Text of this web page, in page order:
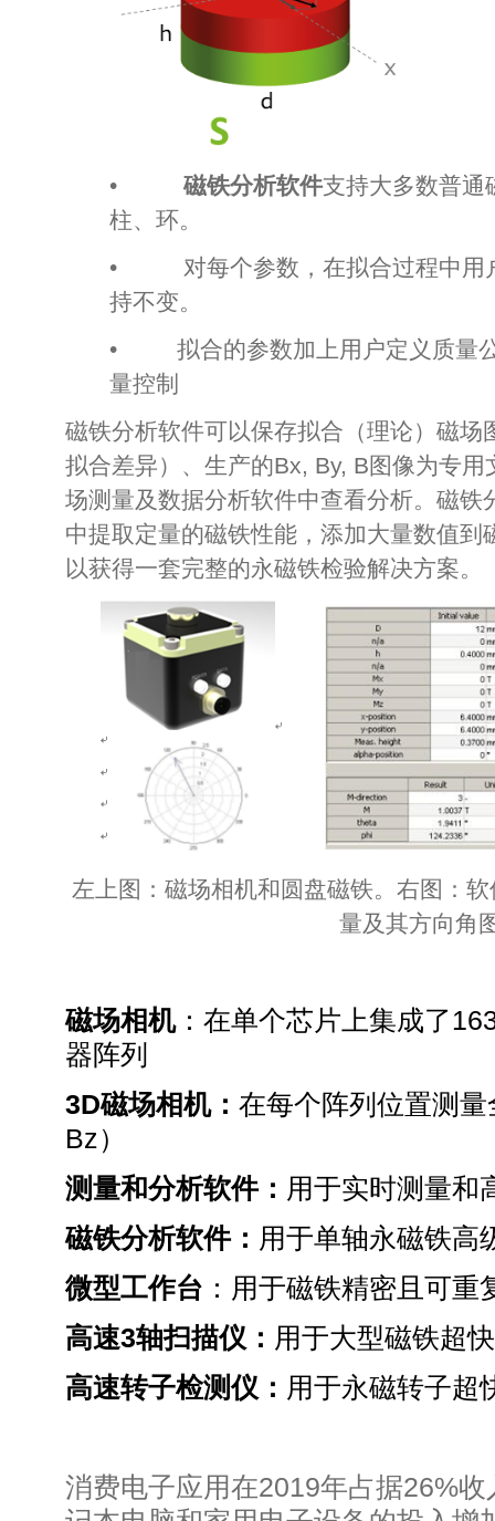
• 磁铁分析软件支持大多数普通
柱、环。
• 对每个参数，在拟合过程中用
持不变。
• 拟合的参数加上用户定义质量公
量控制
磁铁分析软件可以保存拟合（理论）磁场
拟合差异）、生产的Bx, By, B图像为专
场测量及数据分析软件中查看分析。磁铁
中提取定量的磁铁性能，添加大量数值到
以获得一套完整的永磁铁检验解决方案。
左上图：磁场相机和圆盘磁铁。右图：
量及其方向角
磁场相机：在单个芯片上集成了
器阵列
3D磁场相机： 在每个阵列位置测
Bz）
测量和分析软件： 用于实时测量和
磁铁分析软件： 用于单轴永磁铁高
微型工作台 ：用于磁铁精密且可重
高速3轴扫描仪： 用于大型磁铁超
高速转子检测仪： 用于永磁转子超
消费电子应用在2019年占据26%